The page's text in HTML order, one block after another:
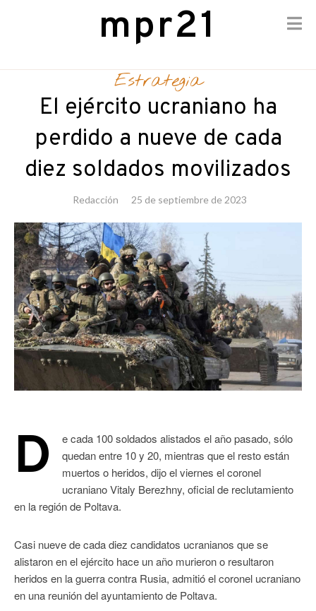
mpr21
Estrategia
El ejército ucraniano ha
perdido a nueve de cada
diez soldados movilizados
Redacción 25 de septiembre de 2023
D
e cada 100 soldados alistados el año pasado, sólo
quedan entre 10 y 20, mientras que el resto están
muertos o heridos, dijo el viernes el coronel
ucraniano Vitaly Berezhny, oficial de reclutamiento
en la región de Poltava.
Casi nueve de cada diez candidatos ucranianos que se
alistaron en el ejército hace un año murieron o resultaron
heridos en la guerra contra Rusia, admitió el coronel ucraniano
en una reunión del ayuntamiento de Poltava.